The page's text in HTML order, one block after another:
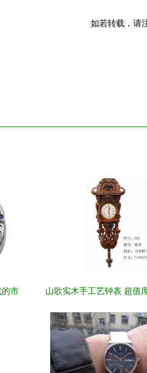
如若转载，请
的市
山歌实木手工艺钟表 超值